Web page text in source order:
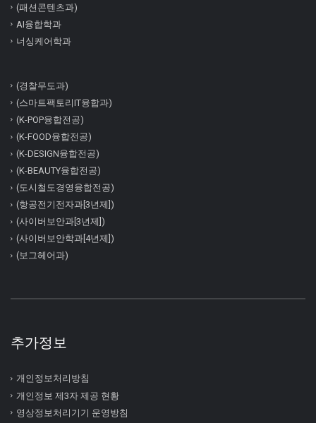
(패션콘텐츠과)
AI융합학과
너싱케어학과
(경찰무도과)
(스마트팩토리IT융합과)
(K-POP융합전공)
(K-FOOD융합전공)
(K-DESIGN융합전공)
(K-BEAUTY융합전공)
(도시철도경영융합전공)
(항공전기전자과[3년제])
(사이버보안과[3년제])
(사이버보안학과[4년제])
(보그헤어과)
추가정보
개인정보처리방침
개인정보 제3자 제공 현황
영상정보처리기기 운영방침